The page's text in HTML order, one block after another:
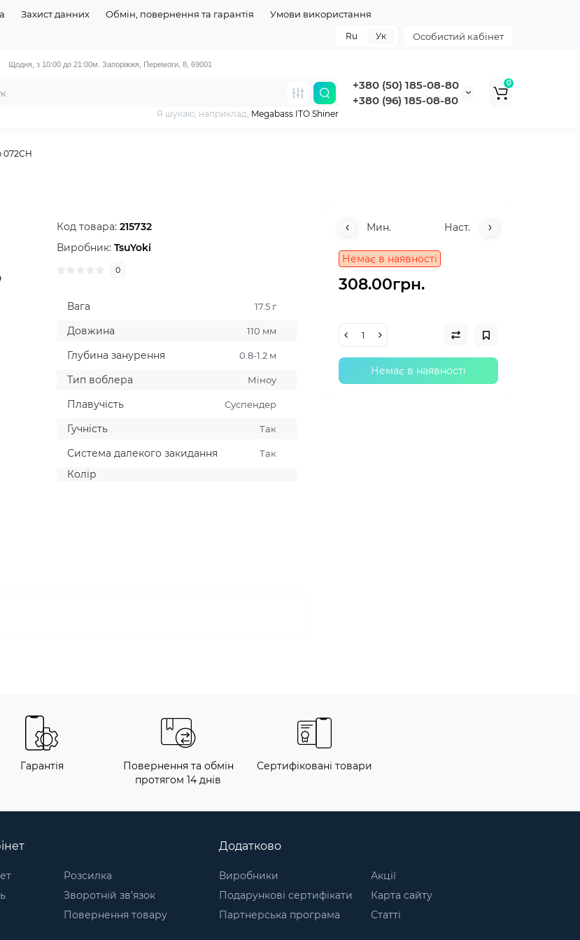
Захист данних Обмін, повернення та гарантія
Умови використання
Особистий кабінет
Ru Ук
Щодня, з 10:00 до 21:00м. Запоріжжя, Перемоги, 8, 69001
+380 (50) 185-08-80
+380 (96) 185-08-80
Я шукаю, наприклад, Megabass ITO Shiner
0
072CH
Код товара:215732
Виробник:TsuYoki
0
Вага 17.5 г
Довжина 110 мм
Глубина занурення 0.8-1.2 м
Тип воблера Мiноу
Плавучiсть Суспендер
Гучнiсть Так
Система далекого закидання Так
Колiр
Мин. Наст.
Немає в наявності
308.00грн.
Немає в наявності
Гарантія
Повернення та обмін
протягом 14 днів
Сертифіковані товари
Розсилка
Зворотній зв’язок
Повернення товару
Додатково
Виробники
Подарункові сертифікати
Партнерська програма
Акції
Карта сайту
Статті